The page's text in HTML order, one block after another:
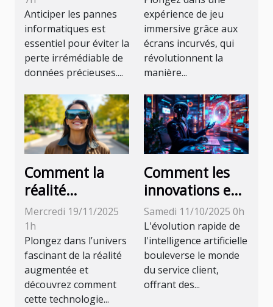
sauvegarder
vos données ?
Anticiper les pannes
informatiques est
essentiel pour éviter la
perte irrémédiable de
données précieuses....
écran incurvé ?
expérience de jeu
immersive grâce aux
écrans incurvés, qui
révolutionnent la
manière...
Comment la
réalité
augmentée
transforme-t-
elle l'expérience
utilisateur ?
Mercredi 19/11/2025
1h
Plongez dans l’univers
fascinant de la réalité
augmentée et
découvrez comment
cette technologie...
Comment les
innovations en
IA façonnent
l'avenir du
service client ?
Samedi 11/10/2025 0h
L'évolution rapide de
l'intelligence artificielle
bouleverse le monde
du service client,
offrant des...